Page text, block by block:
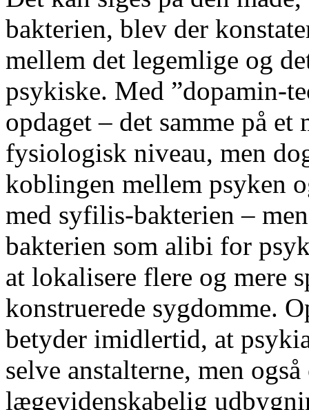
bakterien, blev der
mellem det legemlige og
psykiske. Med ”dopamin-
opdaget – det samme på
fysiologisk niveau, men
koblingen mellem psyken
med syfilis-bakterien –
bakterien som alibi for
at lokalisere flere og mere
konstruerede sygdomme.
betyder imidlertid, at
selve anstalterne, men
lægevidenskabelig